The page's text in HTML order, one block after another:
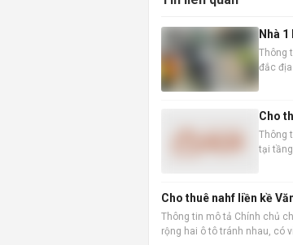
Nhà
Thông
đắc
Cho
Thông
tại
Cho thuê nahf liền kề
Thông tin mô tả Chính chủ
rộng hai ô tô tránh nhau, có